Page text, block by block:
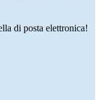
di posta elettronica!